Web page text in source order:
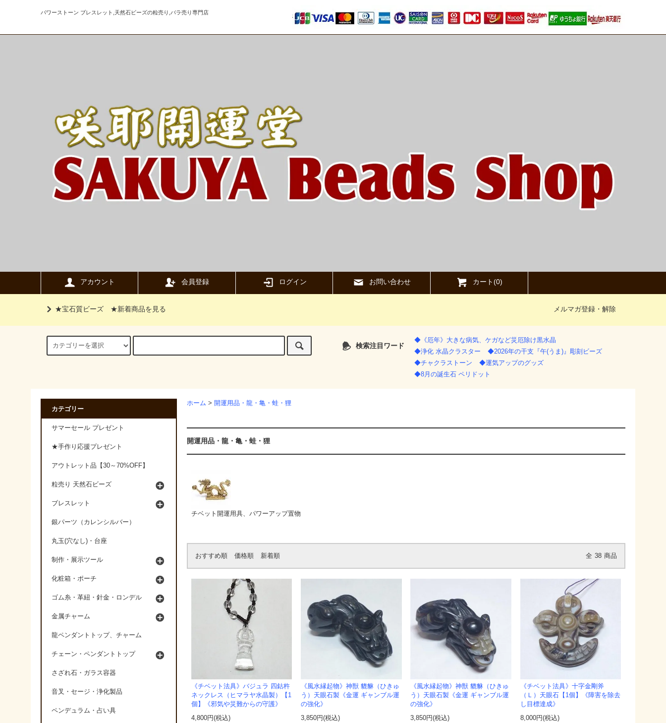
パワーストーン ブレスレット,天然石ビーズの粒売り,バラ売り専門店
アカウント 会員登録 ログイン お問い合わせ カート(0)
★宝石質ビーズ ★新着商品を見る メルマガ登録・解除
検索注目ワード
◆《厄年》大きな病気、ケガなど災厄除け黒水晶
◆浄化 水晶クラスター
◆2026年の干支『午(うま)』彫刻ビーズ
◆チャクラストーン
◆運気アップのグッズ
◆8月の誕生石 ペリドット
ホーム > 開運用品・龍・亀・蛙・狸
開運用品・龍・亀・蛙・狸
チベット開運用具、パワーアップ置物
おすすめ順 価格順 新着順 全 38 商品
《チベット法具》バジュラ 四鈷杵
ネックレス（ヒマラヤ水晶製）【1
個】《邪気や災難からの守護》
4,800円(税込)
《風水縁起物》神獣 貔貅（ひきゅ
う）天眼石製《金運 ギャンブル運
の強化》
3,850円(税込)
《風水縁起物》神獣 貔貅（ひきゅ
う）天眼石製《金運 ギャンブル運
の強化》
3,850円(税込)
《チベット法具》十字金剛斧
（Ｌ）天眼石【1個】《障害を除去
し目標達成》
8,000円(税込)
カテゴリー
サマーセール プレゼント
★手作り応援プレゼント
アウトレット品【30～70%OFF】
粒売り 天然石ビーズ
ブレスレット
銀パーツ（カレンシルバー）
丸玉(穴なし)・台座
制作・展示ツール
化粧箱・ポーチ
ゴム糸・革紐・針金・ロンデル
金属チャーム
龍ペンダントトップ、チャーム
チェーン・ペンダントトップ
さざれ石・ガラス容器
音叉・セージ・浄化製品
ペンデュラム・占い具